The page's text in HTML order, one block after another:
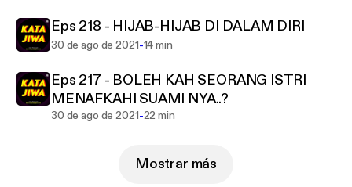
Eps 218 - HIJAB-HIJAB DI DALAM DIRI
30 de ago de 2021-14 min
Eps 217 - BOLEH KAH SEORANG ISTRI
MENAFKAHI SUAMI NYA..?
30 de ago de 2021-22 min
Mostrar más